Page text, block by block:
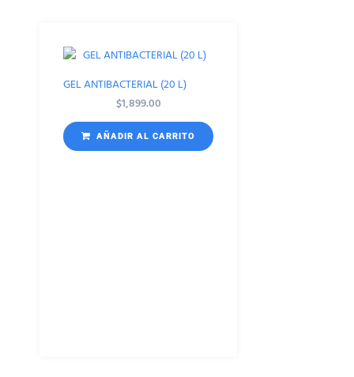
GEL ANTIBACTERIAL (20 L)
$1,899.00
AÑADIR AL CARRITO